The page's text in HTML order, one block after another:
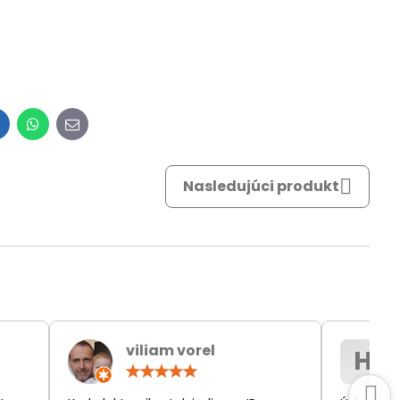
WhatsApp
E-
mail
Nasledujúci produkt
viliam vorel
H